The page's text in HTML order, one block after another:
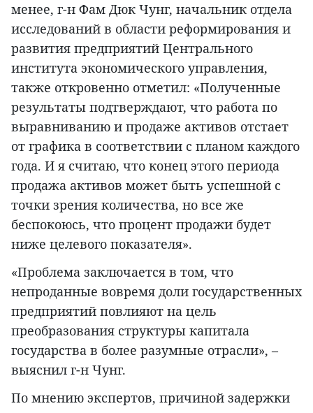
менее, г-н Фам Дюк Чунг, начальник отдела
исследований в области реформирования и
развития предприятий Центрального
института экономического управления,
также откровенно отметил: «Полученные
результаты подтверждают, что работа по
выравниванию и продаже активов отстает
от графика в соответствии с планом каждого
года. И я считаю, что конец этого периода
продажа активов может быть успешной с
точки зрения количества, но все же
беспокоюсь, что процент продажи будет
ниже целевого показателя».
«Проблема заключается в том, что
непроданные вовремя доли государственных
предприятий повлияют на цель
преобразования структуры капитала
государства в более разумные отрасли», –
выяснил г-н Чунг.
По мнению экспертов, причиной задержки